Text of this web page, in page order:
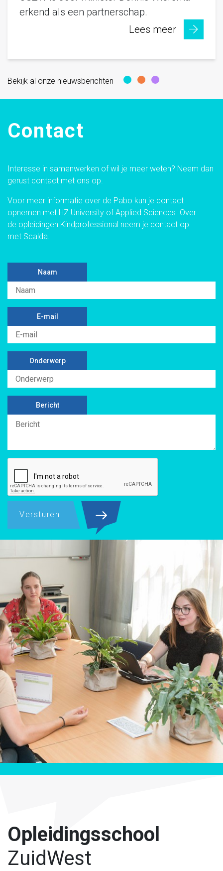
erkend als een partnerschap.
Lees meer
Bekijk al onze nieuwsberichten
Contact
Interesse in samenwerken of wil je meer weten? Neem dan
gerust contact met ons op.
Voor meer informatie over de Pabo kun je contact
opnemen met HZ University of Applied Sciences. Over
de opleidingen Kindprofessional neem je contact op
met Scalda.
Naam
E-mail
Onderwerp
Bericht
Versturen
Opleidingsschool
ZuidWest